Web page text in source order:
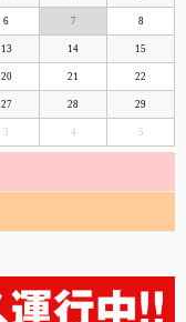
6 7 8
13 14 15
20 21 22
27 28 29
3 4 5